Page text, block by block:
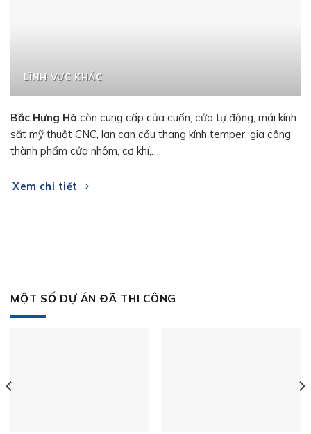
LĨNH VỰC KHÁC
Bắc Hưng Hà còn cung cấp cửa cuốn, cửa tự động, mái kính
sắt mỹ thuật CNC, lan can cầu thang kính temper, gia công
thành phẩm cửa nhôm, cơ khí,….
Xem chi tiết
MỘT SỐ DỰ ÁN ĐÃ THI CÔNG